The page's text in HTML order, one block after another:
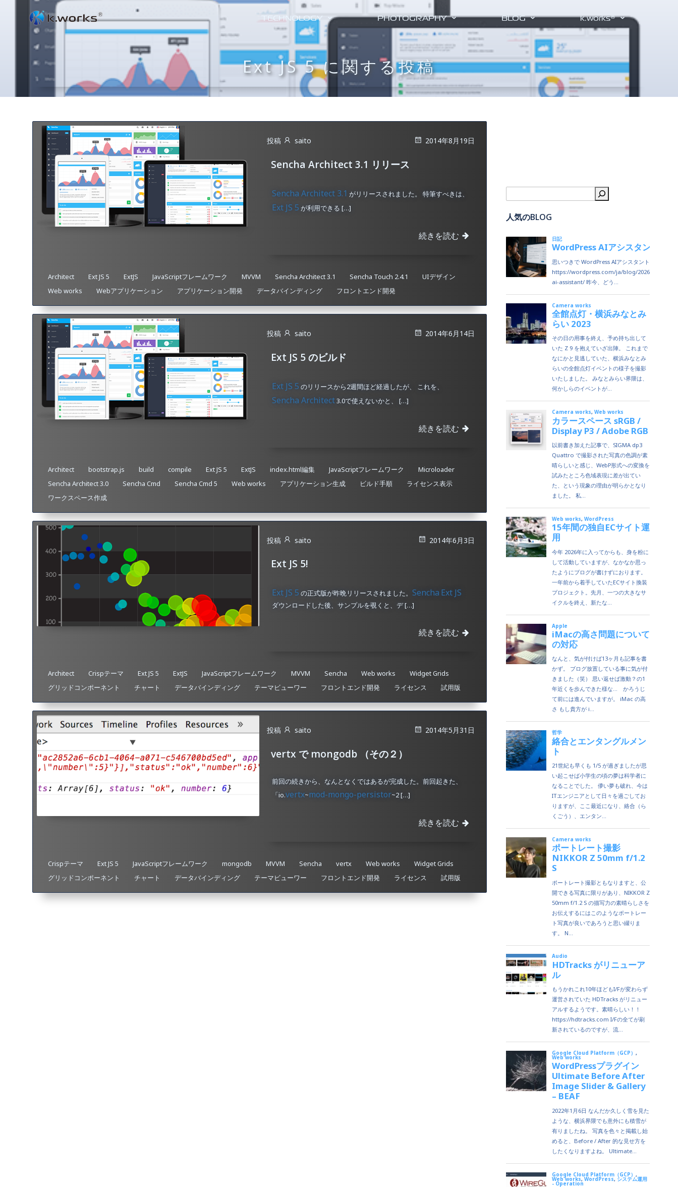
TECHNOLOGY PHOTOGRAPHY BLOG k.works®
Ext JS 5 に関する投稿
投稿 saito 2014年8月19日
Sencha Architect 3.1 リリース
Sencha Architect 3.1 がリリースされました。 特筆すべきは、
Ext JS 5 が利用できる […]
続きを読む
Architect Ext JS 5 ExtJS JavaScriptフレームワーク MVVM Sencha Architect 3.1 Sencha Touch 2.4.1
UIデザイン
Web works
Webアプリケーション アプリケーション開発 データバインディング フロントエンド開発
投稿 saito 2014年6月14日
Ext JS 5 のビルド
Ext JS 5 のリリースから2週間ほど経過したが、 これを、
Sencha Architect3.0で使えないかと、 […]
続きを読む
Architect bootstrap.js build compile Ext JS 5 ExtJS index.html編集 JavaScriptフレームワーク
Microloader
Sencha Architect 3.0
Sencha Cmd Sencha Cmd 5 Web works アプリケーション生成 ビルド手順
ライセンス表示
ワークスペース作成
投稿 saito 2014年6月3日
Ext JS 5!
Ext JS 5 の正式版が昨晩リリースされました。Sencha Ext JS
ダウンロードした後、サンプルを覗くと、デ […]
続きを読む
Architect Crispテーマ Ext JS 5 ExtJS JavaScriptフレームワーク MVVM Sencha Web works
Widget Grids
グリッドコンポーネント
チャート データバインディング テーマビューワー フロントエンド開発 ライセンス 試用版
投稿 saito 2014年5月31日
vertx で mongodb （その２）
前回の続きから、なんとなくではあるが完成した。前回起きた、
「io.vertx~mod-mongo-persistor~2 […]
続きを読む
Crispテーマ Ext JS 5 JavaScriptフレームワーク mongodb MVVM Sencha vertx Web works
Widget Grids
グリッドコンポーネント
チャート データバインディング テーマビューワー フロントエンド開発 ライセンス 試用版
人気のBLOG